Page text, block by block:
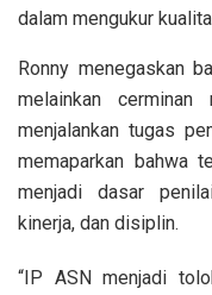
dalam mengukur
Ronny menegaskan
melainkan
menjalankan tugas
memaparkan bahwa
menjadi dasar
kinerja, dan disiplin.
“IP ASN menjadi